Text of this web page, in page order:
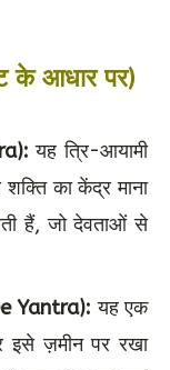
के आधार पर)
यह त्रि-आयामी
शक्ति का केंद्र माना
हैं, जो देवताओं से
Yantra): यह एक
ज़मीन पर रखा